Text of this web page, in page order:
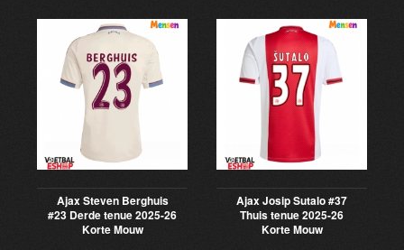
Ajax Steven Berghuis
#23 Derde tenue 2025-26
Korte Mouw
Ajax Josip Sutalo #37
Thuis tenue 2025-26
Korte Mouw